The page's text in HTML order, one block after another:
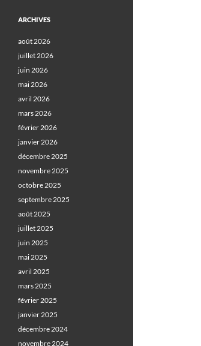
ARCHIVES
août 2026
juillet 2026
juin 2026
mai 2026
avril 2026
mars 2026
février 2026
janvier 2026
décembre 2025
novembre 2025
octobre 2025
septembre 2025
août 2025
juillet 2025
juin 2025
mai 2025
avril 2025
mars 2025
février 2025
janvier 2025
décembre 2024
novembre 2024